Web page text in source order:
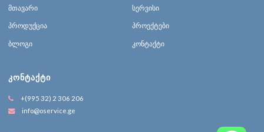
მთავარი სერვისი
პროდუქცია პროექტები
ბლოგი კონტაქტი
ᲙᲝᲜᲢᲐᲥᲢᲘ
+(995 32) 2 306 206
info@oservice.ge